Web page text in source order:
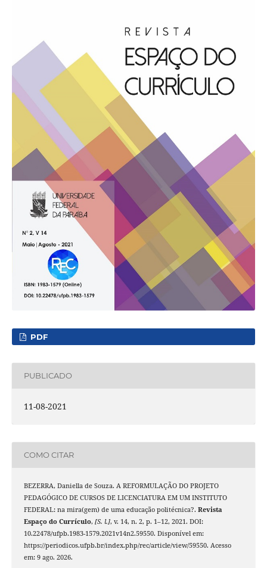
PDF
PUBLICADO
11-08-2021
COMO CITAR
BEZERRA, Daniella de Souza. A REFORMULAÇÃO DO PROJETO
PEDAGÓGICO DE CURSOS DE LICENCIATURA EM UM INSTITUTO
FEDERAL: na mira(gem) de uma educação politécnica?. Revista
Espaço do Currículo, [S. l.], v. 14, n. 2, p. 1–12, 2021. DOI:
10.22478/ufpb.1983-1579.2021v14n2.59550. Disponível em:
https://periodicos.ufpb.br/index.php/rec/article/view/59550. Acesso
em: 9 ago. 2026.